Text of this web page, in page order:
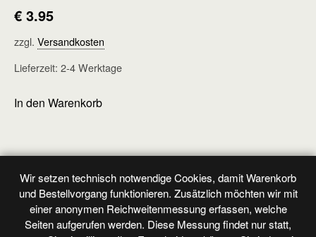
€ 3.95
zzgl. Versandkosten
Lieferzeit: 2-4 Werktage
In den Warenkorb
Wir setzen technisch notwendige Cookies, damit Warenkorb
und Bestellvorgang funktionieren. Zusätzlich möchten wir mit
einer anonymen Reichweitenmessung erfassen, welche
Seiten aufgerufen werden. Diese Messung findet nur statt,